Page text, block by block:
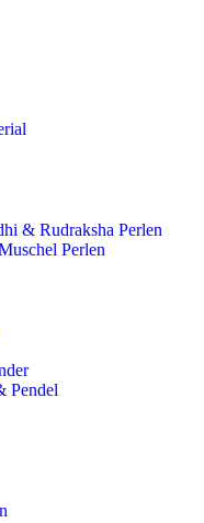
& Rudraksha Perlen
Perlen
Pendel